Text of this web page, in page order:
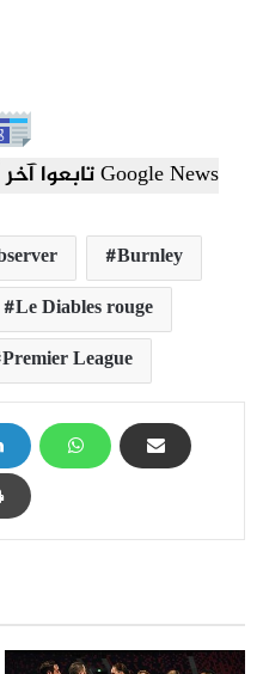
تابعوا آخر أخبار الأوبزرفر العربي عبر Google News
Burnley
Le Diables rouge
Premier League